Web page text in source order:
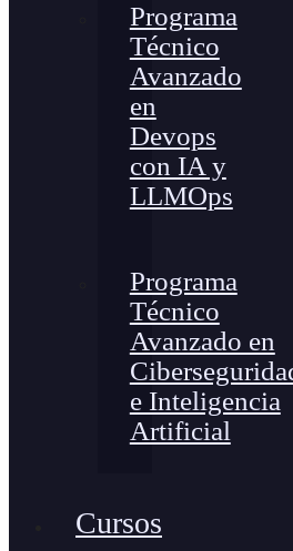
Programa
Técnico
Avanzado
en
Devops
con IA y
LLMOps
Programa
Técnico
Avanzado en
e Inteligencia
Artificial
Cursos